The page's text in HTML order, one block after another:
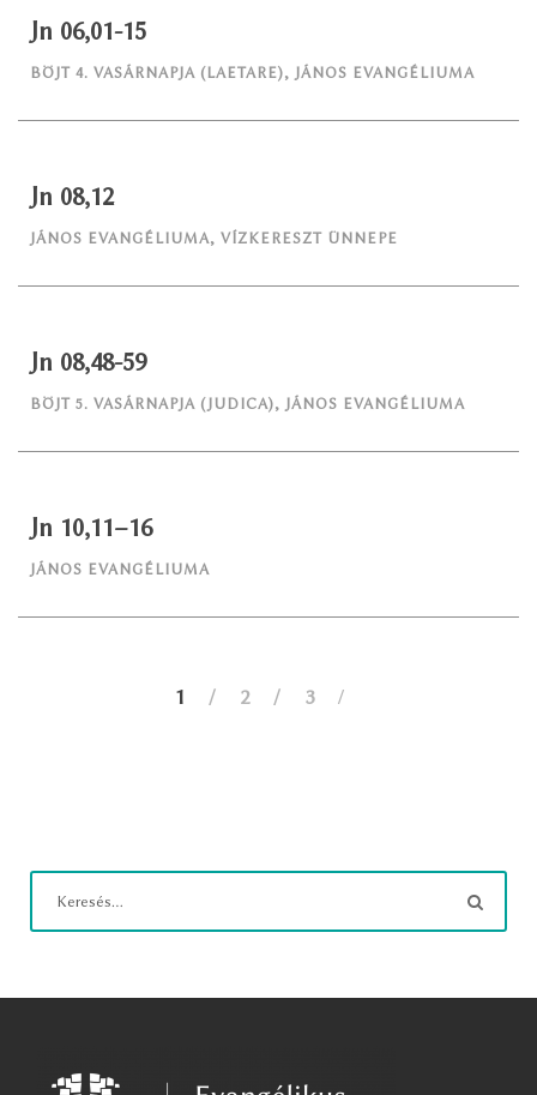
Jn 06,01-15
BÖJT 4. VASÁRNAPJA (LAETARE), JÁNOS EVANGÉLIUMA
Jn 08,12
JÁNOS EVANGÉLIUMA, VÍZKERESZT ÜNNEPE
Jn 08,48-59
BÖJT 5. VASÁRNAPJA (JUDICA), JÁNOS EVANGÉLIUMA
Jn 10,11–16
JÁNOS EVANGÉLIUMA
1 2 3